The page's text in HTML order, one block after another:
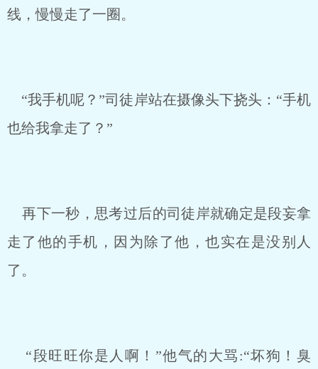
线，慢慢走了一圈。
“我手机呢？”司徒岸站在摄像头下挠头：“手机
也给我拿走了？”
再下一秒，思考过后的司徒岸就确定是段妄拿
走了他的手机，因为除了他，也实在是没别人
了。
“段旺旺你是人啊！”他气的大骂:“坏狗！臭